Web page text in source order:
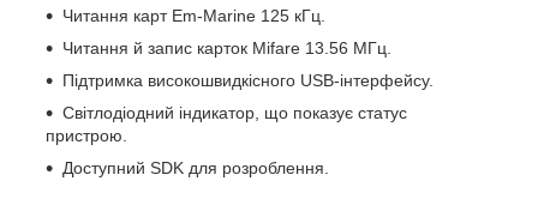
Читання карт Em-Marine 125 кГц.
Читання й запис карток Mifare 13.56 МГц.
Підтримка високошвидкісного USB-інтерфейсу.
Світлодіодний індикатор, що показує статус
пристрою.
Доступний SDK для розроблення.